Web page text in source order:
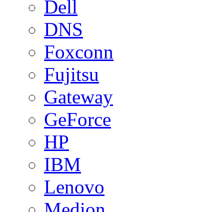
Dell
DNS
Foxconn
Fujitsu
Gateway
GeForce
HP
IBM
Lenovo